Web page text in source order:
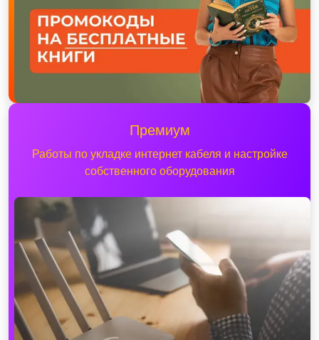
Премиум
Работы по укладке интернет кабеля и настройке
собственного оборудования